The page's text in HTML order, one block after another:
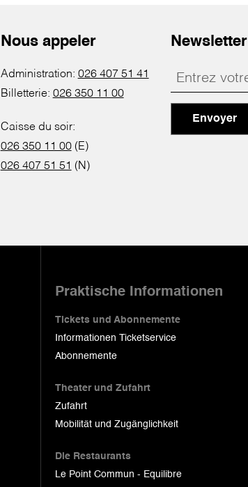
Nous appeler
Administration: 026 407 51 41
Billetterie: 026 350 11 00
Caisse du soir:
026 350 11 00(E)
026 407 51 51 (N)
Newsletter
Envoyer
Praktische Informationen
Tickets und Abonnemente
Informationen Ticketservice
Abonnemente
Theater und Zufahrt
Zufahrt
Mobilität und Zugänglichkeit
Die Restaurants
Le Point Commun - Equilibre